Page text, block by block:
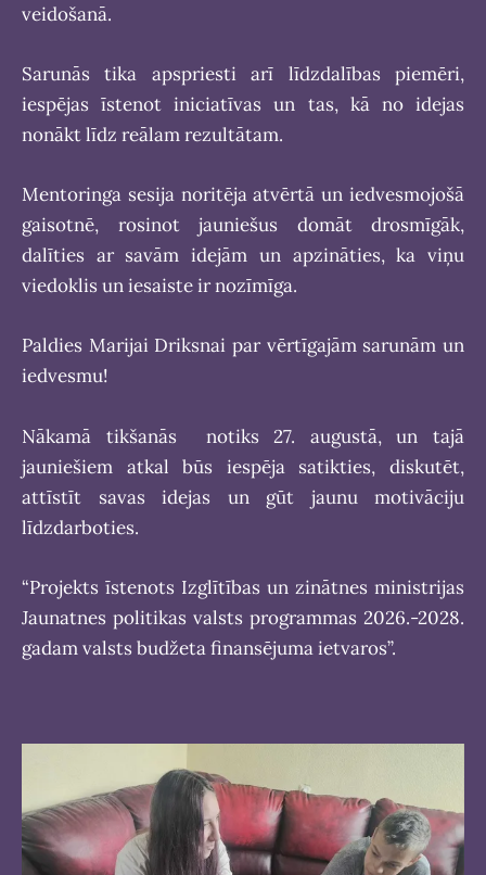
veidošanā.
Sarunās tika apspriesti arī līdzdalības piemēri,
iespējas īstenot iniciatīvas un tas, kā no idejas
nonākt līdz reālam rezultātam.
Mentoringa sesija noritēja atvērtā un iedvesmojošā
gaisotnē, rosinot jauniešus domāt drosmīgāk,
dalīties ar savām idejām un apzināties, ka viņu
viedoklis un iesaiste ir nozīmīga.
Paldies Marijai Driksnai par vērtīgajām sarunām un
iedvesmu!
Nākamā tikšanās notiks 27. augustā, un tajā
jauniešiem atkal būs iespēja satikties, diskutēt,
attīstīt savas idejas un gūt jaunu motivāciju
līdzdarboties.
“Projekts īstenots Izglītības un zinātnes ministrijas
Jaunatnes politikas valsts programmas 2026.-2028.
gadam valsts budžeta finansējuma ietvaros”.